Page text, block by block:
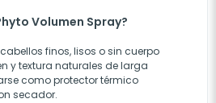
Volumen Spray?
finos, lisos o sin cuerpo
y textura naturales de larga
como protector térmico
secador.